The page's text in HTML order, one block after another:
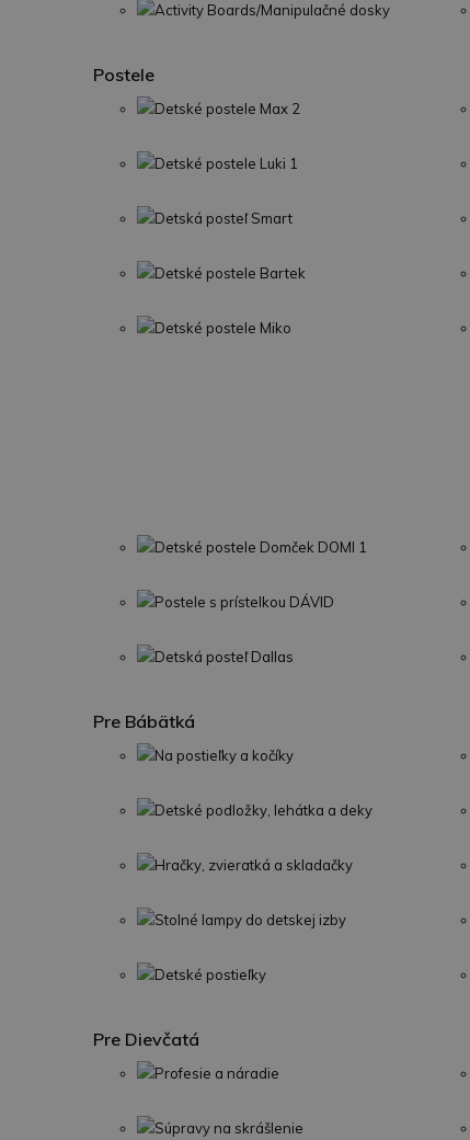
Activity Boards/Manipulačné dosky
Postele
Detské postele Max 2
Detské postele Luki 1
Detská posteľ Smart
Detské postele Bartek
Detské postele Miko
Detské postele Domček DOMI 1
Postele s prístelkou DÁVID
Detská posteľ Dallas
Pre Bábätká
Na postieľky a kočíky
Detské podložky, lehátka a deky
Hračky, zvieratká a skladačky
Stolné lampy do detskej izby
Detské postieľky
Pre Dievčatá
Profesie a náradie
Súpravy na skrášlenie